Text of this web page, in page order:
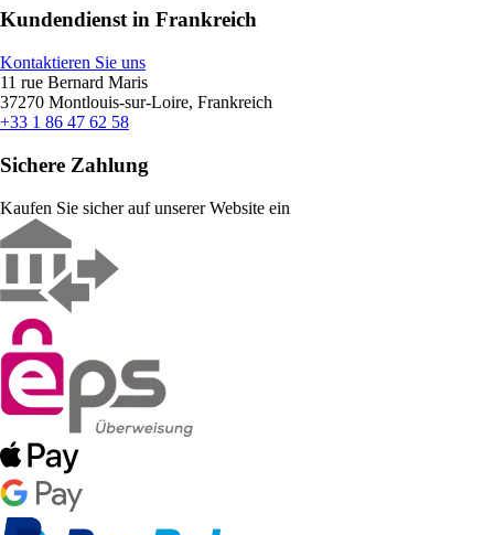
Kundendienst in Frankreich
Kontaktieren Sie uns
11 rue Bernard Maris
37270 Montlouis-sur-Loire, Frankreich
+33 1 86 47 62 58
Sichere Zahlung
Kaufen Sie sicher auf unserer Website ein